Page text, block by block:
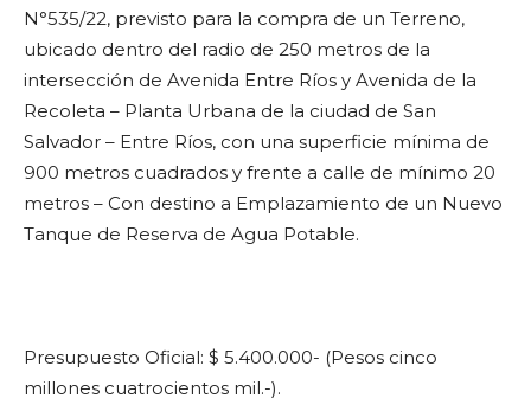
N°535/22, previsto para la compra de un Terreno,
ubicado dentro del radio de 250 metros de la
intersección de Avenida Entre Ríos y Avenida de la
Recoleta – Planta Urbana de la ciudad de San
Salvador – Entre Ríos, con una superficie mínima de
900 metros cuadrados y frente a calle de mínimo 20
metros – Con destino a Emplazamiento de un Nuevo
Tanque de Reserva de Agua Potable.
Presupuesto Oficial: $ 5.400.000- (Pesos cinco
millones cuatrocientos mil.-).